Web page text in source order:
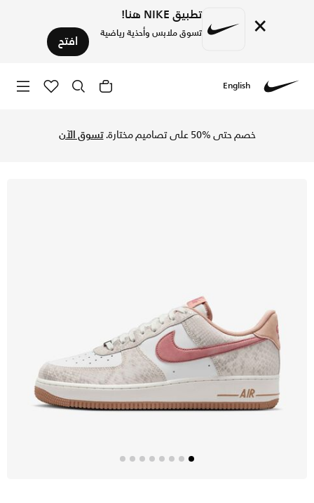
× تطبيق NIKE هنا!
تسوق ملابس وأحذية رياضية افتح
English
خصم حتى %50 على تصاميم مختارة. تسوق الآن